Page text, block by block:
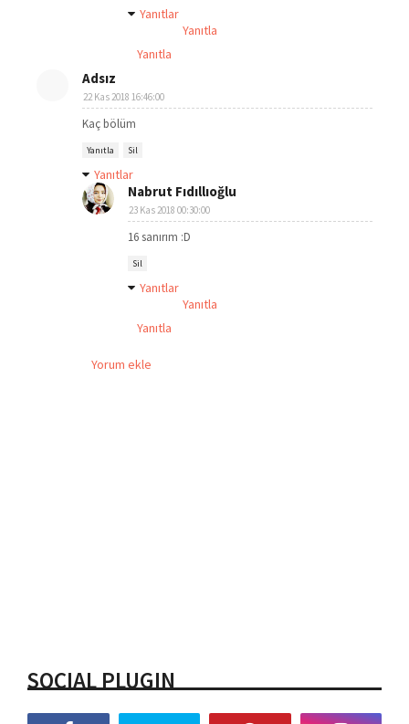
Yanıtlar
Yanıtla
Yanıtla
Adsız
22 Kas 2018 16:46:00
Kaç bölüm
Yanıtla Sil
Yanıtlar
Nabrut Fıdıllıoğlu
23 Kas 2018 00:30:00
16 sanırım :D
Sil
Yanıtlar
Yanıtla
Yanıtla
Yorum ekle
SOCIAL PLUGIN